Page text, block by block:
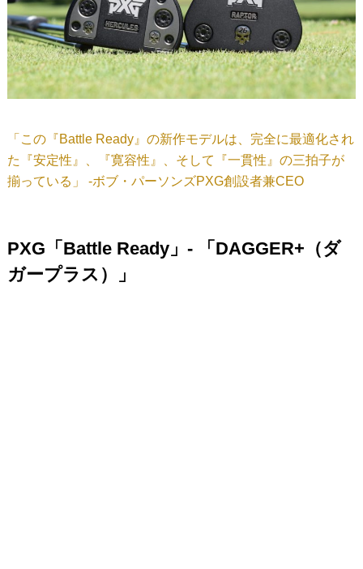
「この『Battle Ready』の新作モデルは、完全に最適化され
た『安定性』、『寛容性』、そして『一貫性』の三拍子が
揃っている」 -ボブ・パーソンズPXG創設者兼CEO
PXG「Battle Ready」- 「DAGGER+（ダ
ガープラス）」